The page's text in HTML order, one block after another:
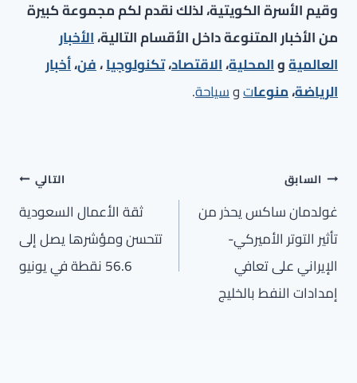
وقيم الأسرة الكويتية، لذلك نقدم لكم مجموعة كبيرة
من الأخبار المتنوعة داخل الأقسام التالية،الأخبار
العالميةوالمحلية،الاقتصاد،تكنولوجيا،فن،أخبار
الرياضة،منوعاتوسياحة.
تصفّح
المقالات
السابق
غولدمان ساكس يحذر من
تأثير التوتر الأميركي-
الإيراني على تعافي
إمدادات النفط بالخليج
التالي
ثقة الأعمال السعودية
تتحسن ومؤشرها يصل إلى
56.6 نقطة في يونيو